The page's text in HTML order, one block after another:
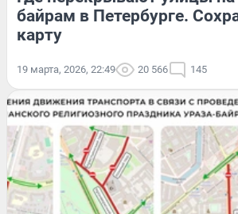
байрам в Петербурге.
карту
19 марта, 2026, 22:49 20 566 145